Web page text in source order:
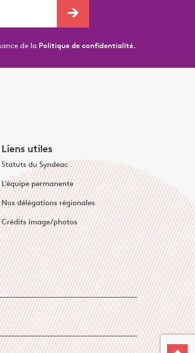
de la Politique de confidentialité.
Liens utiles
Statuts du Syndeac
L'équipe permanente
Nos délégations régionales
Crédits image/photos